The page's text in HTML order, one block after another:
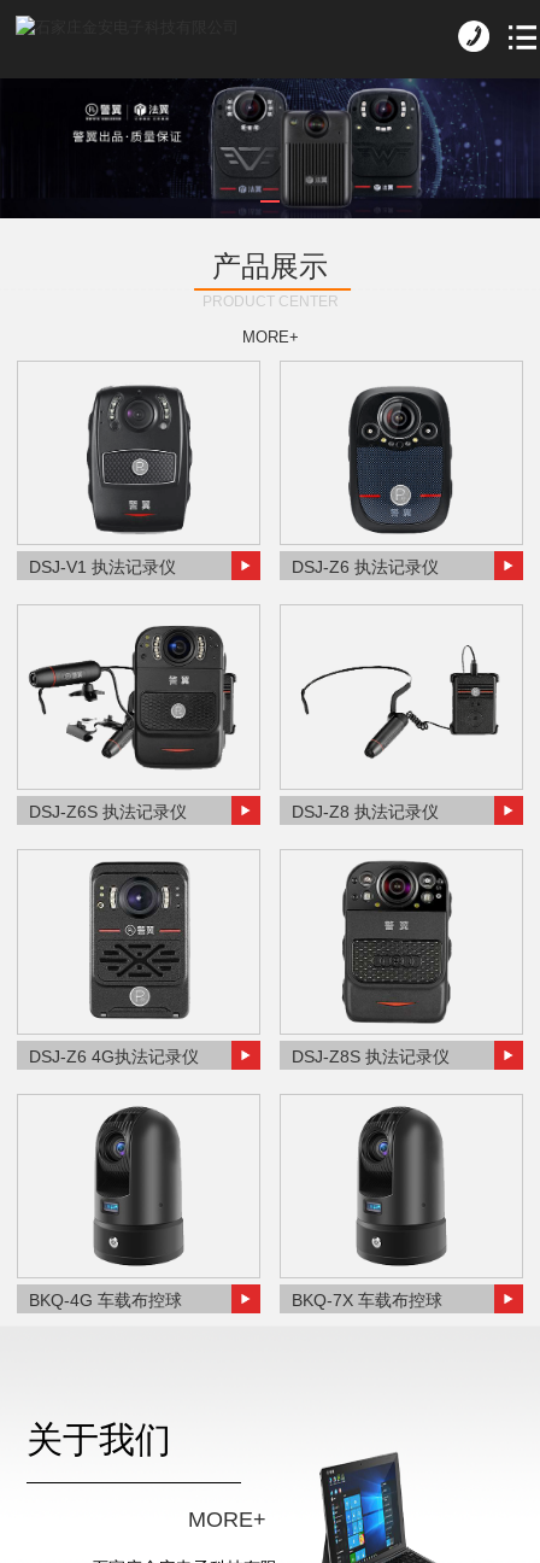
产品展示
PRODUCT CENTER
MORE+
DSJ-V1 执法记录仪 DSJ-Z6 执法记录仪
DSJ-Z6S 执法记录仪 DSJ-Z8 执法记录仪
DSJ-Z6 4G执法记录仪 DSJ-Z8S 执法记录仪
BKQ-4G 车载布控球 BKQ-7X 车载布控球
关于我们
MORE+